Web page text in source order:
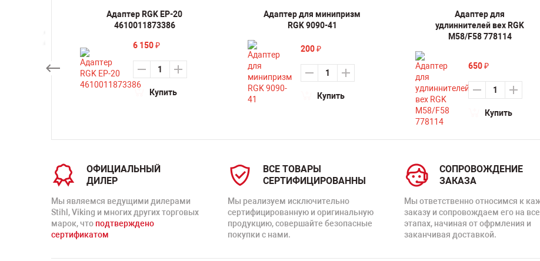
Адаптер RGK EP-20
4610011873386
6 150 ₽
Купить
Адаптер для минипризм
RGK 9090-41
200 ₽
Купить
Адаптер для
удлиннителей вех RGK
M58/F58 778114
650 ₽
Купить
ОФИЦИАЛЬНЫЙ
ДИЛЕР
Мы являемся ведущими дилерами
Stihl, Viking и многих других торговых
марок, что подтверждено
сертификатом
ВСЕ ТОВАРЫ
СЕРТИФИЦИРОВАННЫ
Мы реализуем исключительно
сертифицированную и оригинальную
продукцию, совершайте безопасные
покупки с нами.
СОПРОВОЖДЕНИЕ
ЗАКАЗА
Мы ответственно относимся к
заказу и сопровождаем его на
этапах, начиная от офрмления и
заканчивая доставкой.